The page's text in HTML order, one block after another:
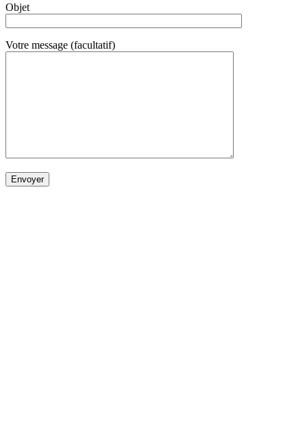
Objet
Votre message (facultatif)